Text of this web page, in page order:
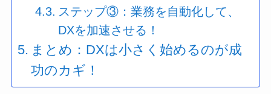
ステップ③：業務を自動化して、
DXを加速させる！
まとめ：DXは小さく始めるのが成
功のカギ！